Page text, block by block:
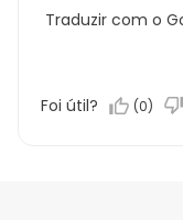
Traduzir com o
Foi útil? (0)